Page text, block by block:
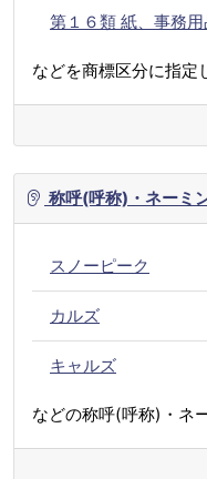
第１６類 紙、事務用
などを商標区分に指定
称呼(呼称)・ネーミ
スノーピーク
カルズ
キャルズ
などの称呼(呼称)・ネ